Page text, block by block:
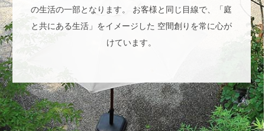
の生活の一部となります。
お客様と同じ目線で、「庭
と共にある生活」をイメージした 空間創りを常に心が
けています。